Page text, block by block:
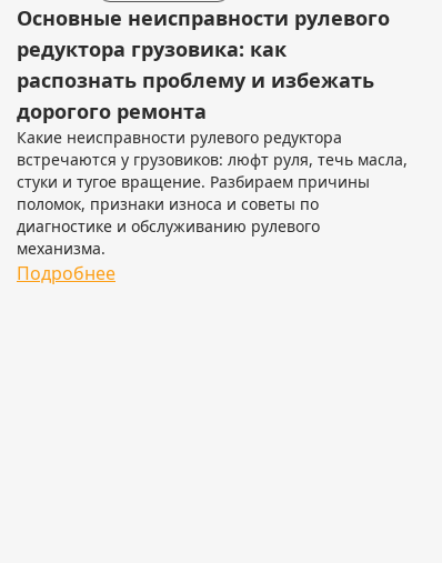
Основные неисправности рулевого
редуктора грузовика: как
распознать проблему и избежать
дорогого ремонта
Какие неисправности рулевого редуктора
встречаются у грузовиков: люфт руля, течь масла,
стуки и тугое вращение. Разбираем причины
поломок, признаки износа и советы по
диагностике и обслуживанию рулевого
механизма.
Подробнее